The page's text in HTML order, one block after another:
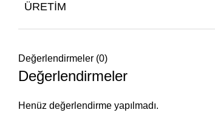
ÜRETIM
Değerlendirmeler (0)
Değerlendirmeler
Henüz değerlendirme yapılmadı.